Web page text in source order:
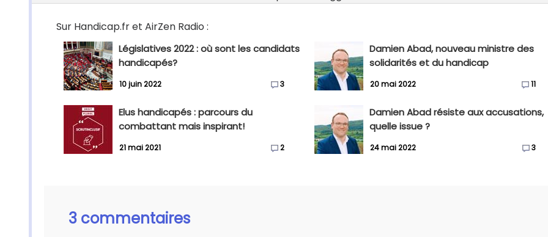
Sur Handicap.fr et AirZen Radio :
Législatives 2022 : où sont les candidats
handicapés?
10 juin 2022 3
Damien Abad, nouveau ministre des
solidarités et du handicap
20 mai 2022 11
Elus handicapés : parcours du
combattant mais inspirant!
21 mai 2021 2
Damien Abad résiste aux accusations,
quelle issue ?
24 mai 2022 3
3 commentaires